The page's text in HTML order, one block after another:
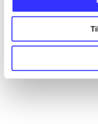
...
...